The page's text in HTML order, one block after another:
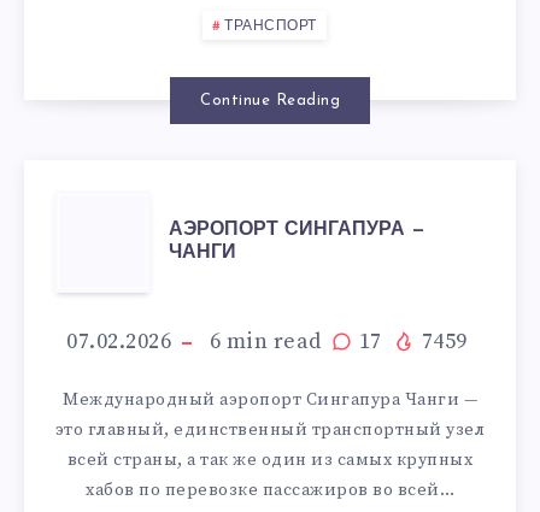
ТРАНСПОРТ
Continue Reading
АЭРОПОРТ
СИНГАПУРА
—
ЧАНГИ
АЭРОПОРТ СИНГАПУРА —
ЧАНГИ
07.02.2026 6 min read 17 7459
Международный аэропорт Сингапура Чанги —
это главный, единственный транспортный узел
всей страны, а так же один из самых крупных
хабов по перевозке пассажиров во всей…